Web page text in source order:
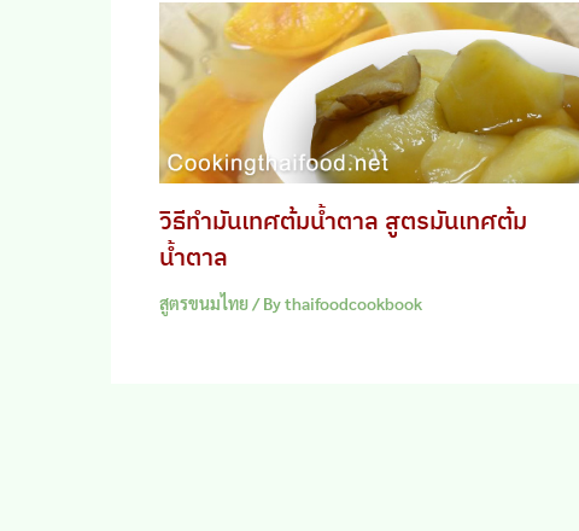
วิธีทำมันเทศต้มน้ำตาล สูตรมันเทศต้ม
น้ำตาล
สูตรขนมไทย/ Bythaifoodcookbook